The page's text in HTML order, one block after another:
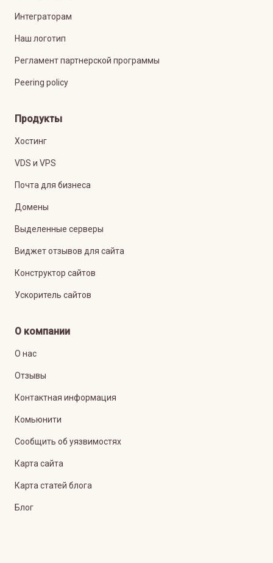
Интеграторам
Наш логотип
Регламент партнерской программы
Peering policy
Продукты
Хостинг
VDS и VPS
Почта для бизнеса
Домены
Выделенные серверы
Виджет отзывов для сайта
Конструктор сайтов
Ускоритель сайтов
О компании
О нас
Отзывы
Контактная информация
Комьюнити
Сообщить об уязвимостях
Карта сайта
Карта статей блога
Блог